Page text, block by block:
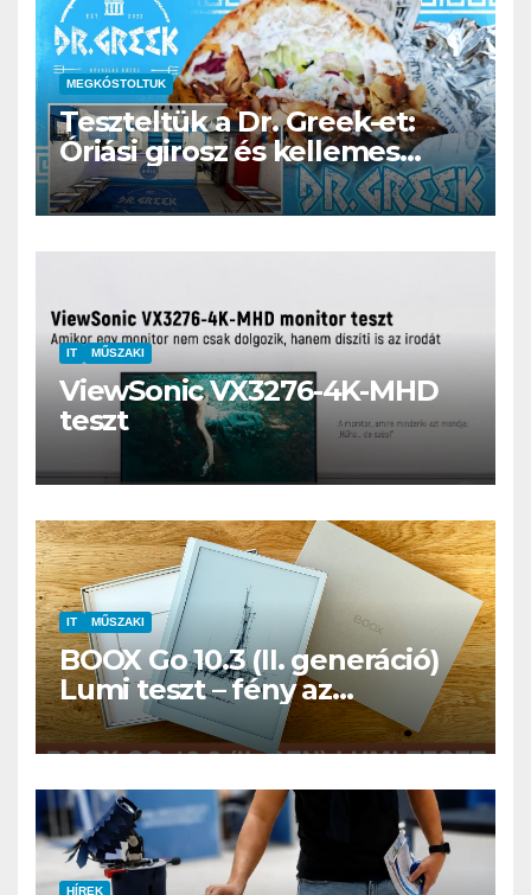
MEGKÓSTOLTUK
Teszteltük a Dr. Greek-et:
Óriási girosz és kellemes
kerthelyiség Csepel szívében
IT MŰSZAKI
ViewSonic VX3276-4K-MHD
teszt
IT MŰSZAKI
BOOX Go 10.3 (II. generáció)
Lumi teszt – fény az
éjszakában, fél könyvtár a
családi csomagban
HÍREK